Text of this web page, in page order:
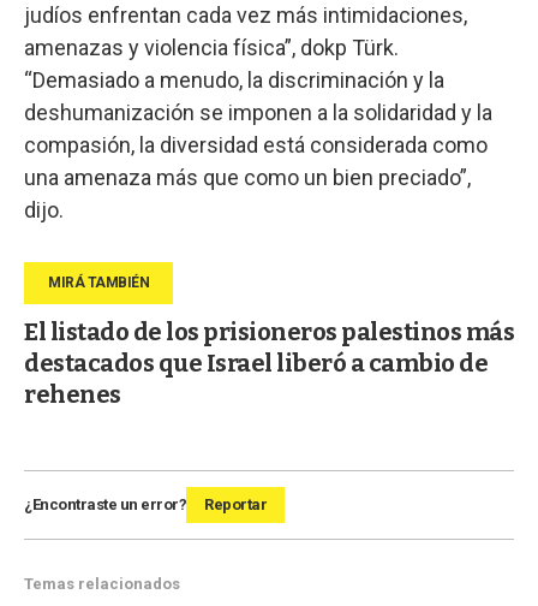
judíos enfrentan cada vez más intimidaciones,
amenazas y violencia física”, dokp Türk.
“Demasiado a menudo, la discriminación y la
deshumanización se imponen a la solidaridad y la
compasión, la diversidad está considerada como
una amenaza más que como un bien preciado”,
dijo.
El listado de los prisioneros palestinos más
destacados que Israel liberó a cambio de
rehenes
¿Encontraste un error? Reportar
Temas relacionados